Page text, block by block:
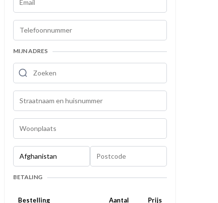
MIJN ADRES
BETALING
Bestelling Aantal Prijs